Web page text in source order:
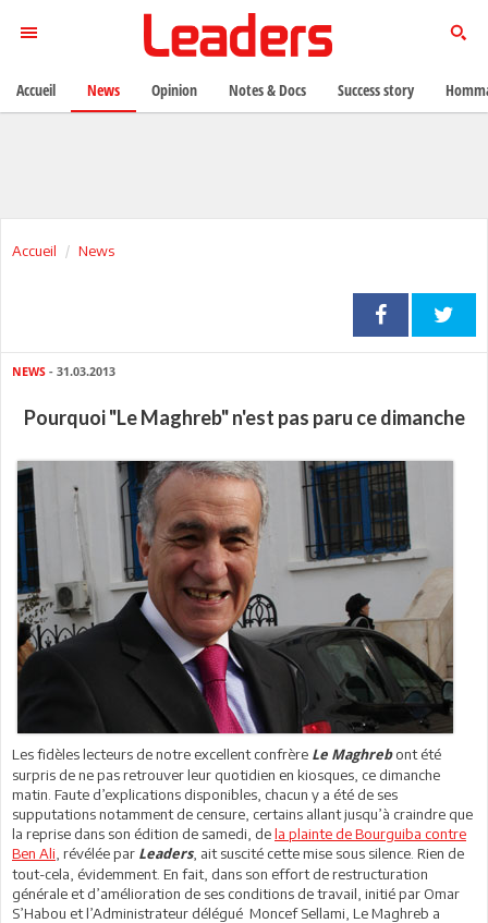
Accueil News
NEWS - 31.03.2013
Pourquoi "Le Maghreb" n'est pas paru ce dimanche
Les fidèles lecteurs de notre excellent confrère Le Maghrebont été
surpris de ne pas retrouver leur quotidien en kiosques, ce dimanche
matin. Faute d’explications disponibles, chacun y a été de ses
supputations notamment de censure, certains allant jusqu’à craindre que
la reprise dans son édition de samedi, dela plainte de Bourguiba contre
Ben Ali , révélée par Leaders, ait suscité cette mise sous silence. Rien de
tout-cela, évidemment. En fait, dans son effort de restructuration
générale et d’amélioration de ses conditions de travail, initié par Omar
S’Habou et l’Administrateur délégué Moncef Sellami, Le Maghreb a
Accueil News Opinion Notes & Docs Success story